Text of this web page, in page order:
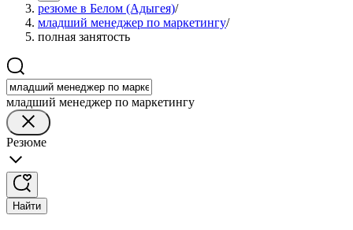
резюме в Белом (Адыгея)/
младший менеджер по маркетингу/
полная занятость
младший менеджер по маркетингу
Резюме
Найти